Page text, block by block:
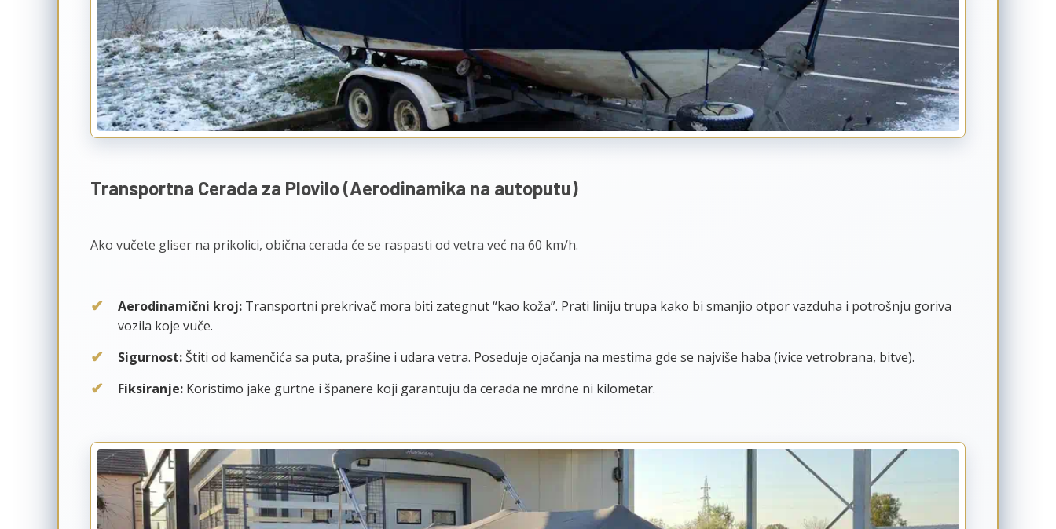
Transportna Cerada za Plovilo (Aerodinamika na autoputu)
Ako vučete gliser na prikolici, obična cerada će se raspasti od vetra već na 60 km/h.
Aerodinamični kroj: Transportni prekrivač mora biti zategnut “kao koža”. Prati liniju trupa kako bi smanjio otpor vazduha i potrošnju goriva
vozila koje vuče.
Sigurnost:Štiti od kamenčića sa puta, prašine i udara vetra. Poseduje ojačanja na mestima gde se najviše haba (ivice vetrobrana, bitve).
Fiksiranje: Koristimo jake gurtne i španere koji garantuju da cerada ne mrdne ni kilometar.